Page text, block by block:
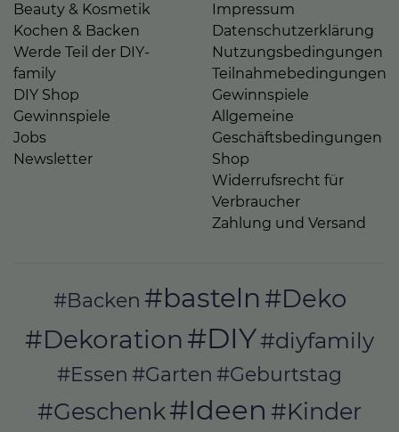
Beauty & Kosmetik
Kochen & Backen
Werde Teil der DIY-
family
DIY Shop
Gewinnspiele
Jobs
Newsletter
Impressum
Datenschutzerklärung
Nutzungsbedingungen
Teilnahmebedingungen
Gewinnspiele
Allgemeine
Geschäftsbedingungen
Shop
Widerrufsrecht für
Verbraucher
Zahlung und Versand
#Backen #basteln #Deko
#Dekoration #DIY#diyfamily
#Essen #Garten #Geburtstag
#Geschenk#Ideen #Kinder